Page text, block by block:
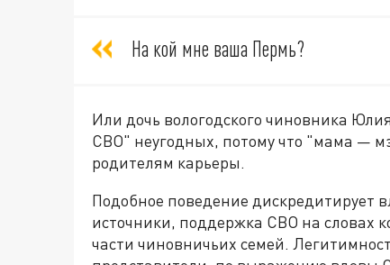
На кой мне ваша Пермь?
Или дочь вологодского чиновника
СВО" неугодных, потому что "мама —
родителям карьеры.
Подобное поведение дискредитирует
источники, поддержка СВО на словах
части чиновничьих семей.